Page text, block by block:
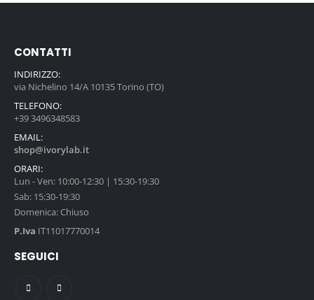
CONTATTI
INDIRIZZO:
via Nichelino 14/A 10135 Torino (TO)
TELEFONO:
+39 3496348583
EMAIL:
shop@ivorylab.it
ORARI:
Lun - Ven: 10:00-12:30 | 15:30-19:30
Sab: 15:30-19:30
Domenica: Chiuso
P.Iva IT11017770014
SEGUICI